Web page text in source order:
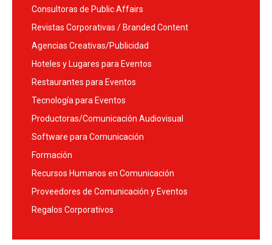
Consultoras de Public Affairs
Revistas Corporativas / Branded Content
Agencias Creativas/Publicidad
Hoteles y Lugares para Eventos
Restaurantes para Eventos
Tecnología para Eventos
Productoras/Comunicación Audiovisual
Software para Comunicación
Formación
Recursos Humanos en Comunicación
Proveedores de Comunicación y Eventos
Regalos Corporativos